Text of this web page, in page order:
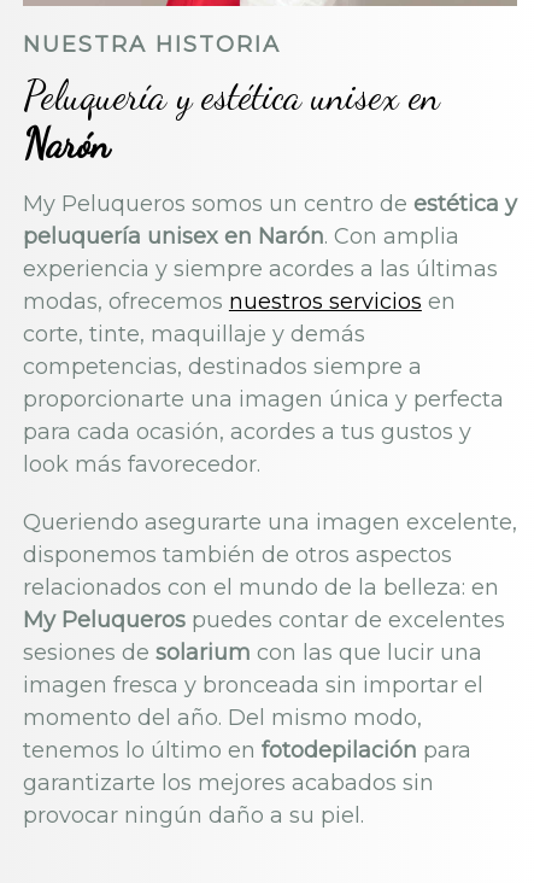
NUESTRA HISTORIA
Peluquería y estética unisex en
Narón
My Peluqueros somos un centro de estética y
peluquería unisex en Narón. Con amplia
experiencia y siempre acordes a las últimas
modas, ofrecemos nuestros servicios en
corte, tinte, maquillaje y demás
competencias, destinados siempre a
proporcionarte una imagen única y perfecta
para cada ocasión, acordes a tus gustos y
look más favorecedor.
Queriendo asegurarte una imagen excelente,
disponemos también de otros aspectos
relacionados con el mundo de la belleza: en
My Peluquerospuedes contar de excelentes
sesiones de solarium con las que lucir una
imagen fresca y bronceada sin importar el
momento del año. Del mismo modo,
tenemos lo último en fotodepilación para
garantizarte los mejores acabados sin
provocar ningún daño a su piel.